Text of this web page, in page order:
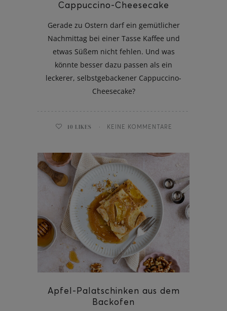
Cappuccino-Cheesecake
Gerade zu Ostern darf ein gemütlicher
Nachmittag bei einer Tasse Kaffee und
etwas Süßem nicht fehlen. Und was
könnte besser dazu passen als ein
leckerer, selbstgebackener Cappuccino-
Cheesecake?
10 LIKES KEINE KOMMENTARE
Apfel-Palatschinken aus dem
Backofen